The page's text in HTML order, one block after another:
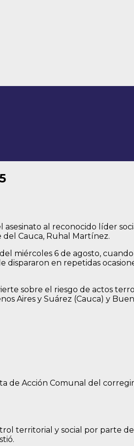
al reconocido líder
Cauca, Ruhal Martínez.
miércoles 6 de agosto,
en repetidas
sobre el riesgo de actos
Aires y Suárez (Cauca) y
Acción Comunal del
territorial y social por parte